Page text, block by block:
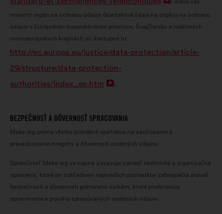
karte
na
karte
) alebo váš
miestny orgán na ochranu údajov (kontaktné údaje na orgány na ochranu
údajov v Európskom hospodárskom priestore, Švajčiarsku a niektorých
mimoeurópskych krajinách sú dostupné tu:
http://ec.europa.eu/justice/data-protection/article-
29/structure/data-protection-
authorities/index_en.htm
Otvorenie
novej
karte
).
BEZPEČNOSŤ A DÔVERNOSŤ SPRACOVANIA
Make.org prijme všetky potrebné opatrenia na zachovanie a
presadzovanie integrity a dôvernosti osobných údajov.
Spoločnosť Make.org sa najmä zaväzuje zaviesť technické a organizačné
opatrenia, ktoré pri zohľadnení najnovších poznatkov zabezpečia úroveň
bezpečnosti a dôvernosti primeranú rizikám, ktoré predstavuje
spracovanie a povaha spracúvaných osobných údajov.